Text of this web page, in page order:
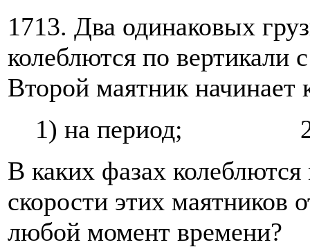
1713. Два одинаковых
колеблются по вертикали
Второй маятник начинает
1) на период; 2)
В каких фазах
скорости этих маятников
любой момент времени?